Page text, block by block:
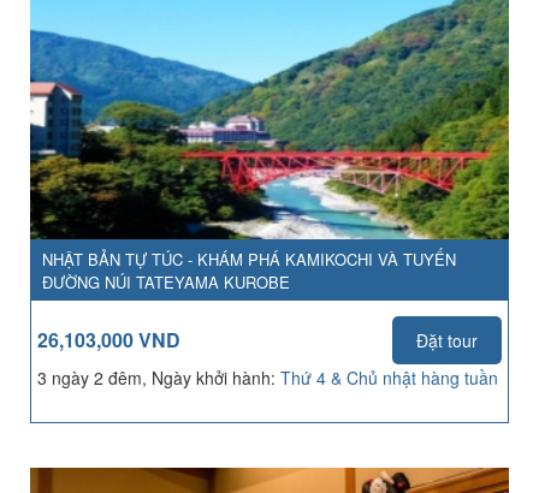
NHẬT BẢN TỰ TÚC - KHÁM PHÁ KAMIKOCHI VÀ TUYẾN
ĐƯỜNG NÚI TATEYAMA KUROBE
26,103,000 VND
Đặt tour
3 ngày 2 đêm, Ngày khởi hành: Thứ 4 & Chủ nhật hàng tuần